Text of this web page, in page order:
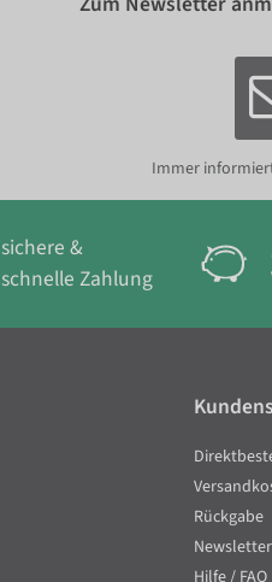
Immer
sichere &
schnelle Zahlung
Rückgabe
Newsletter